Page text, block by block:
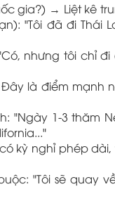
gia?) → Liệt kê
"Tôi đã đi Thái
nhưng tôi chỉ đi
là điểm mạnh
"Ngày 1-3 thăm
kỳ nghỉ phép dài,
"Tôi sẽ quay